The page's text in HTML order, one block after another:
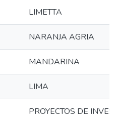
LIMETTA
NARANJA AGRIA
MANDARINA
LIMA
PROYECTOS DE